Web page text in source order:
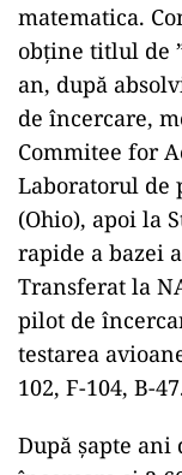
matematica.
obţine titlul de
an, după
de încercare,
Commitee for
Laboratorul de
(Ohio), apoi la
rapide a bazei
Transferat la
pilot de
testarea
102, F-104, B-
După şapte ani